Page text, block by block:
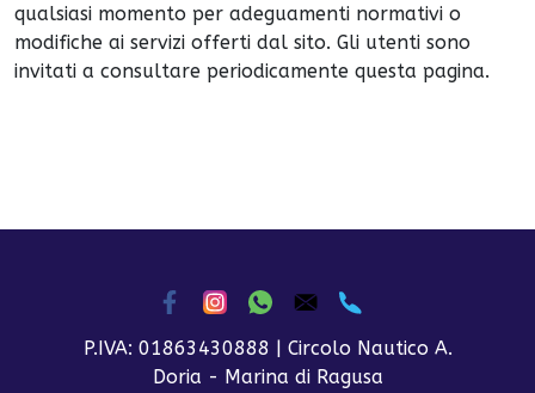
qualsiasi momento per adeguamenti normativi o
modifiche ai servizi offerti dal sito. Gli utenti sono
invitati a consultare periodicamente questa pagina.
P.IVA: 01863430888 | Circolo Nautico A.
Doria - Marina di Ragusa